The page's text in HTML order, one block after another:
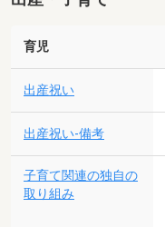
育児
出産祝い
出産祝い-備考
子育て関連の独自の
取り組み